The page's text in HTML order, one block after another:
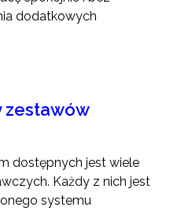
dodatkowych
zestawów
dostępnych jest wiele
Każdy z nich jest
systemu